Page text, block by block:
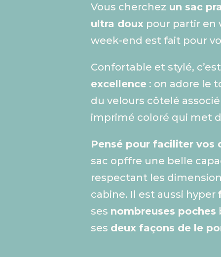
Vous cherchez un sac
ultra doux pour partir en
week-end est fait pour
Confortable et stylé,
excellence : on adore le
du velours côtelé
imprimé coloré qui met
Pensé pour faciliter vos
sac opffre une belle
respectant les
cabine. Il est aussi hyper
ses nombreuses poches
ses deux façons de le